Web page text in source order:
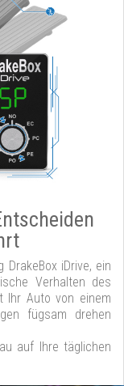
iDrive, ein
Verhalten des
Ihr Auto von einem
fügsam drehen
auf Ihre täglichen